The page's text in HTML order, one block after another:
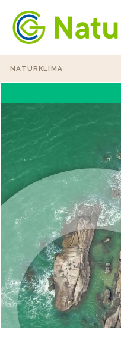
Ir al índice principal
Ir a los contenidos
NATURKLIMA